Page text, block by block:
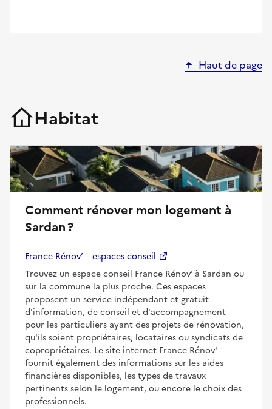
Haut de page
Habitat
Comment rénover mon logement à
Sardan ?
France Rénov’ – espaces conseil
Trouvez un espace conseil France Rénov’ à Sardan ou
sur la commune la plus proche. Ces espaces
proposent un service indépendant et gratuit
d'information, de conseil et d'accompagnement
pour les particuliers ayant des projets de rénovation,
qu'ils soient propriétaires, locataires ou syndicats de
copropriétaires. Le site internet France Rénov'
fournit également des informations sur les aides
financières disponibles, les types de travaux
pertinents selon le logement, ou encore le choix des
professionnels.